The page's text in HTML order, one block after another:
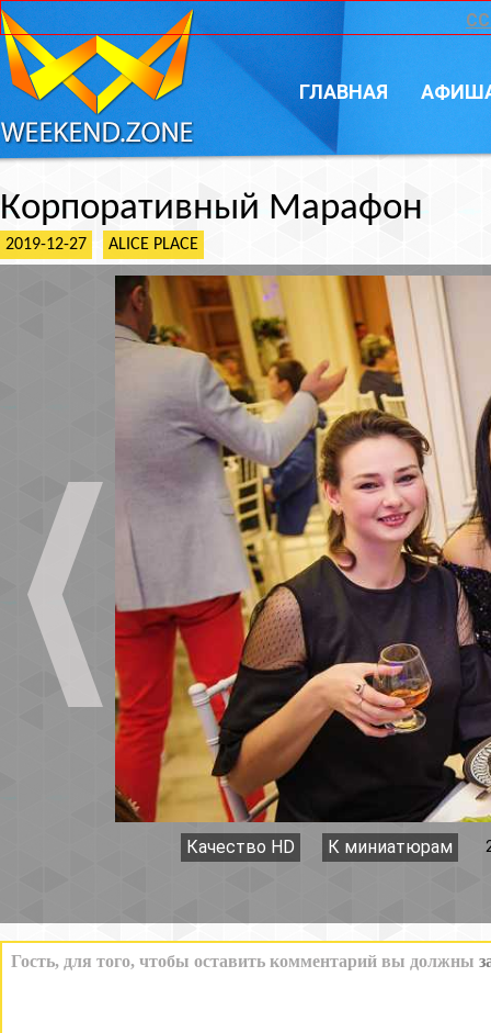
ГЛАВНАЯ
Корпоративный Марафон
2019-12-27 ALICE PLACE
Качество HD К миниатюрам